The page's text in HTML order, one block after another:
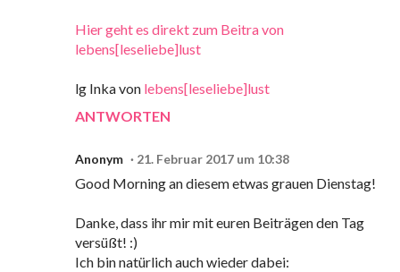
Hier geht es direkt zum Beitra von
lebens[leseliebe]lust
lg Inka von lebens[leseliebe]lust
ANTWORTEN
Anonym 21. Februar 2017 um 10:38
Good Morning an diesem etwas grauen Dienstag!
Danke, dass ihr mir mit euren Beiträgen den Tag
versüßt! :)
Ich bin natürlich auch wieder dabei: